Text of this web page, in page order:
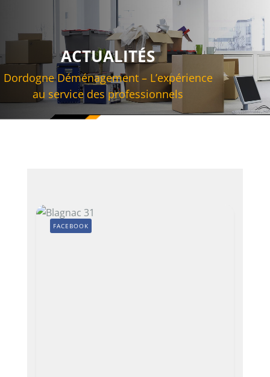
ACTUALITÉS
Dordogne Déménagement – L’expérience
au service des professionnels
FACEBOOK